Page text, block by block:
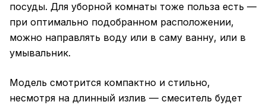
посуды. Для уборной комнаты тоже польза есть —
при оптимально подобранном расположении,
можно направлять воду или в саму ванну, или в
умывальник.
Модель смотрится компактно и стильно,
несмотря на длинный излив — смеситель будет